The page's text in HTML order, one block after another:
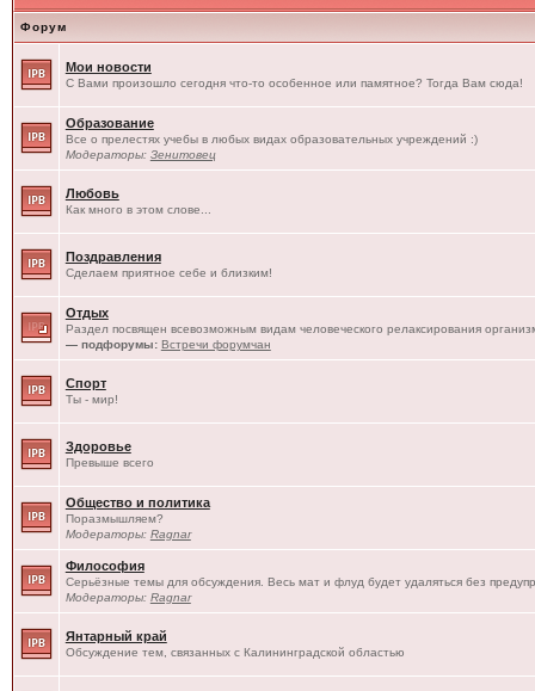
Форум
Мои новости
С Вами произошло сегодня что-то особенное или памятное? Тогда Вам сюда!
Образование
Все о прелестях учебы в любых видах образовательных учреждений :)
Модераторы: Зенитовец
Любовь
Как много в этом слове...
Поздравления
Сделаем приятное себе и близким!
Отдых
Раздел посвящен всевозможным видам человеческого релаксирования
— подфорумы: Встречи форумчан
Спорт
Ты - мир!
Здоровье
Превыше всего
Общество и политика
Поразмышляем?
Модераторы: Ragnar
Философия
Серьёзные темы для обсуждения. Весь мат и флуд будет удаляться без
Модераторы: Ragnar
Янтарный край
Обсуждение тем, связанных с Калининградской областью